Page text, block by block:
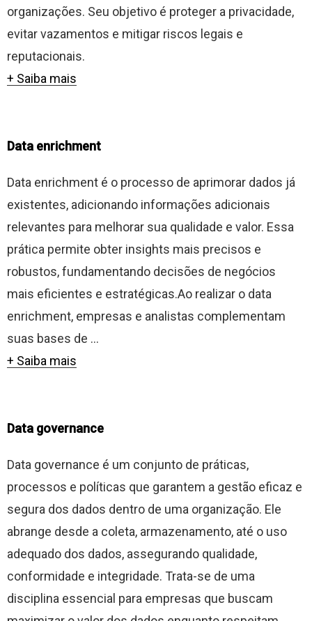
organizações. Seu objetivo é proteger a privacidade,
evitar vazamentos e mitigar riscos legais e
reputacionais.
+ Saiba mais
Data enrichment
Data enrichment é o processo de aprimorar dados já
existentes, adicionando informações adicionais
relevantes para melhorar sua qualidade e valor. Essa
prática permite obter insights mais precisos e
robustos, fundamentando decisões de negócios
mais eficientes e estratégicas.Ao realizar o data
enrichment, empresas e analistas complementam
suas bases de ...
+ Saiba mais
Data governance
Data governance é um conjunto de práticas,
processos e políticas que garantem a gestão eficaz e
segura dos dados dentro de uma organização. Ele
abrange desde a coleta, armazenamento, até o uso
adequado dos dados, assegurando qualidade,
conformidade e integridade. Trata-se de uma
disciplina essencial para empresas que buscam